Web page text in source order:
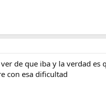
de que iba y la verdad
con esa dificultad